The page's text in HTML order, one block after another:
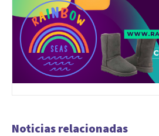
Noticias relacionadas